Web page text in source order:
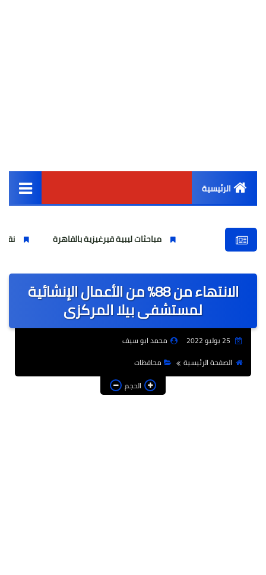
الرئيسية
أخبار مصر
عالمى
الرياضة
حوادث وقضايا
التعليم
مباحثات ليبية قيرغيزية بالقاهرة نقيب المحامين
الانتهاء من 88% من الأعمال الإنشائية
لمستشفى بيلا المركزى
محمد ابو سيف
الصفحة الرئيسية
محافظات
الحجم